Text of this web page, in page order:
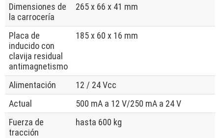
Dimensiones de
la carrocería
265 x 66 x 41 mm
Placa de
inducido con
clavija residual
antimagnetismo
185 x 60 x 16 mm
Alimentación
12 / 24 Vcc
Actual
500 mA a 12 V/250 mA a 24 V
Fuerza de
tracción
hasta 600 kg